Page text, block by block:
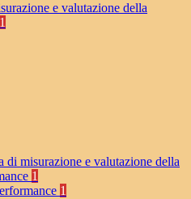
e valutazione della
1
di misurazione e valutazione della
1
1